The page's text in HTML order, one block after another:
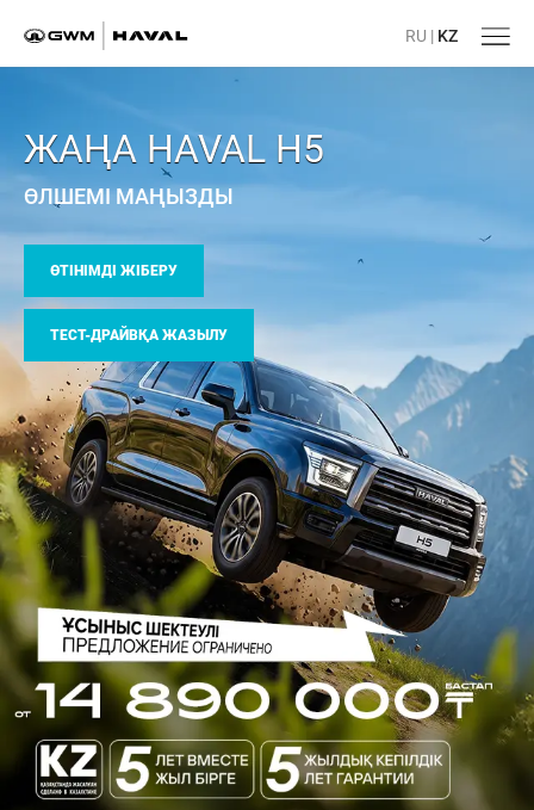
RU | KZ
ЖАҢА HAVAL H5
ӨЛШЕМІ МАҢЫЗДЫ
ӨТІНІМДІ ЖІБЕРУ
ТЕСТ-ДРАЙВҚА ЖАЗЫЛУ